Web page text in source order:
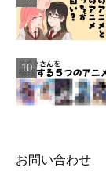
お問い合わせ